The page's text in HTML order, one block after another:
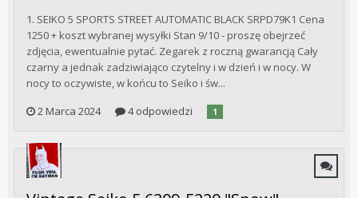
1. SEIKO 5 SPORTS STREET AUTOMATIC BLACK SRPD79K1 Cena
1250 + koszt wybranej wysyłki Stan 9/10 - proszę obejrzeć
zdjęcia, ewentualnie pytać. Zegarek z roczną gwarancją Cały
czarny a jednak zadziwiająco czytelny i w dzień i w nocy. W
nocy to oczywiste, w końcu to Seiko i św...
2 Marca 2024
4 odpowiedzi 1